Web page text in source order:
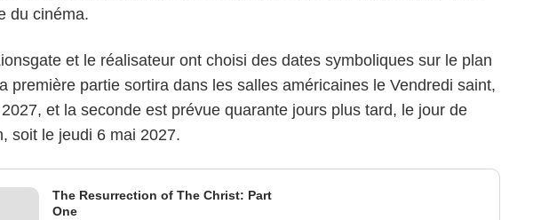
du cinéma.
et le réalisateur ont choisi des dates symboliques sur le plan
première partie sortira dans les salles américaines le Vendredi saint,
2027, et la seconde est prévue quarante jours plus tard, le jour de
soit le jeudi 6 mai 2027.
The Resurrection of The Christ: Part
One